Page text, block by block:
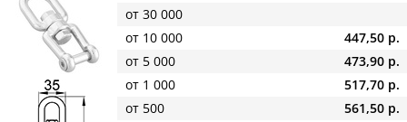
от 30 000
от 10 000
447,50 р.
от 5 000
473,90 р.
от 1 000
517,70 р.
от 500
561,50 р.